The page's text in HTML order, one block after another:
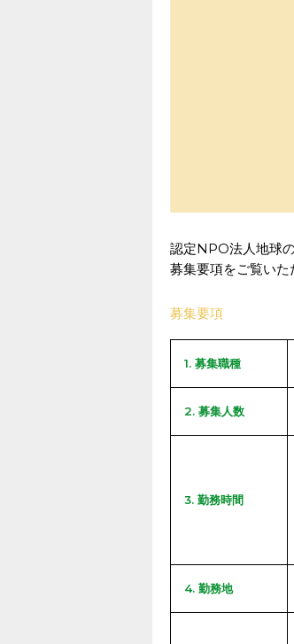
認定NPO法人地球
募集要項をご覧いた
募集要項
1. 募集職種
2. 募集人数
3. 勤務時間
4. 勤務地